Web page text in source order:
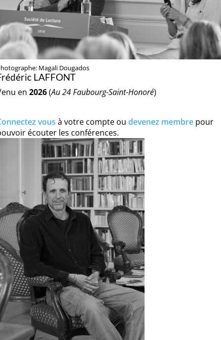
Magali Dougados
LAFFONT
en 2026(Au 24 Faubourg-Saint-Honoré)
vous à votre compte ou devenez membre pour
écouter les conférences.